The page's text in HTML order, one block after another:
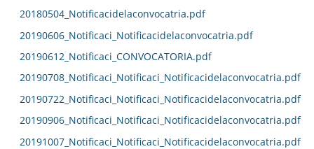
20180504_Notificacidelaconvocatria.pdf
20190606_Notificaci_Notificacidelaconvocatria.pdf
20190612_Notificaci_CONVOCATORIA.pdf
20190708_Notificaci_Notificaci_Notificacidelaconvocatria.pdf
20190722_Notificaci_Notificaci_Notificacidelaconvocatria.pdf
20190906_Notificaci_Notificaci_Notificacidelaconvocatria.pdf
20191007_Notificaci_Notificaci_Notificacidelaconvocatria.pdf